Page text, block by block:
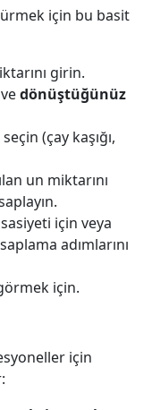
için bu basit
girin.
dönüştüğünüz
(çay kaşığı,
un miktarını
için veya
adımlarını
için.
için